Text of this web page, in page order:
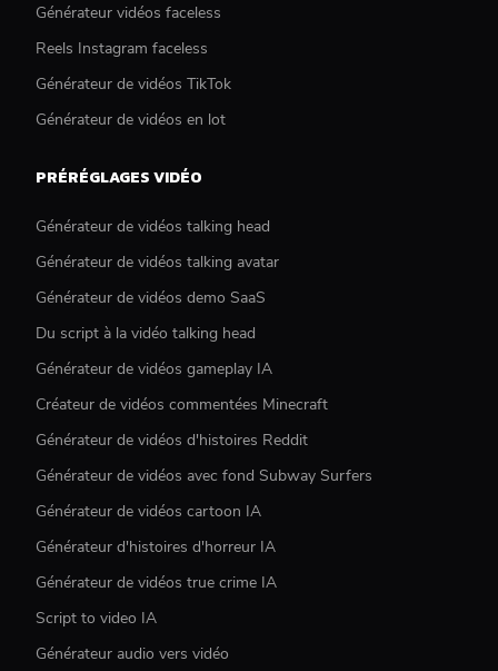
Générateur vidéos faceless
Reels Instagram faceless
Générateur de vidéos TikTok
Générateur de vidéos en lot
PRÉRÉGLAGES VIDÉO
Générateur de vidéos talking head
Générateur de vidéos talking avatar
Générateur de vidéos demo SaaS
Du script à la vidéo talking head
Générateur de vidéos gameplay IA
Créateur de vidéos commentées Minecraft
Générateur de vidéos d'histoires Reddit
Générateur de vidéos avec fond Subway Surfers
Générateur de vidéos cartoon IA
Générateur d'histoires d'horreur IA
Générateur de vidéos true crime IA
Script to video IA
Générateur audio vers vidéo